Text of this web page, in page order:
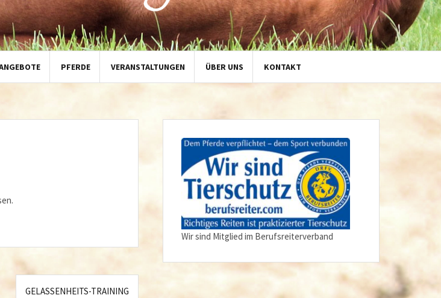
PFERDE VERANSTALTUNGEN ÜBER UNS KONTAKT
GELASSENHEITS-TRAINING
Wir sind Mitglied im Berufsreiterverband